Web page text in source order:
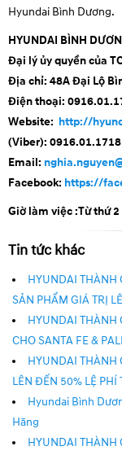
Hyundai Bình Dương.
HYUNDAI BÌNH
Đại lý ủy quyền của
Địa chỉ: 48A Đại Lộ
Điện thoại:
Website: http://
(Viber):
Email:
Facebook: https://
Giờ làm việc :Từ thứ
Tin tức khác
HYUNDAI THÀNH
SẢN PHẨM GIÁ TRỊ
HYUNDAI THÀNH
CHO SANTA FE &
HYUNDAI THÀNH
LÊN ĐẾN 50% LỆ PHÍ
Hyundai Bình
Hãng
HYUNDAI THÀNH